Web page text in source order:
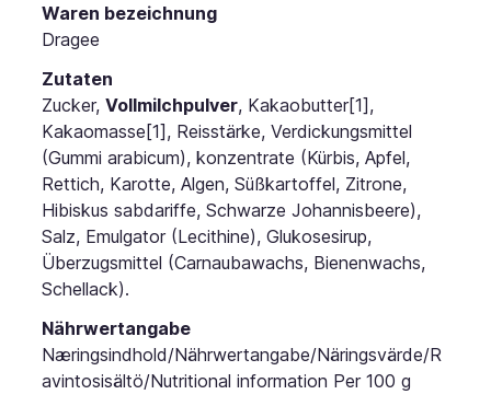
Waren bezeichnung
Dragee
Zutaten
Zucker, Vollmilchpulver, Kakaobutter[1],
Kakaomasse[1], Reisstärke, Verdickungsmittel
(Gummi arabicum), konzentrate (Kürbis, Apfel,
Rettich, Karotte, Algen, Süßkartoffel, Zitrone,
Hibiskus sabdariffe, Schwarze Johannisbeere),
Salz, Emulgator (Lecithine), Glukosesirup,
Überzugsmittel (Carnaubawachs, Bienenwachs,
Schellack).
Nährwertangabe
Næringsindhold/Nährwertangabe/Näringsvärde/R
avintosisältö/Nutritional information Per 100 g